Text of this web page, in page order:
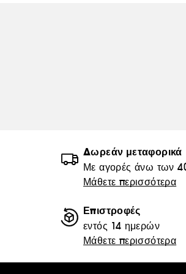
Δωρεάν μεταφορικά
Με αγορές άνω των
Μάθετε περισσότερα
Επιστροφές
εντός 14 ημερών
Μάθετε περισσότερα